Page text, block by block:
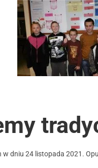
w dniu 24 listopada 2021 .